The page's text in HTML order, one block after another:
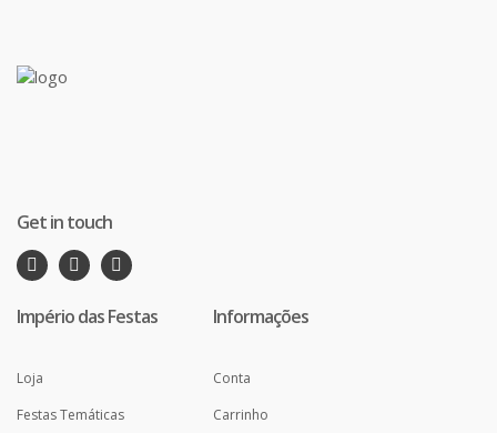
Get in touch
Império das Festas
Loja
Festas Temáticas
Informações
Conta
Carrinho